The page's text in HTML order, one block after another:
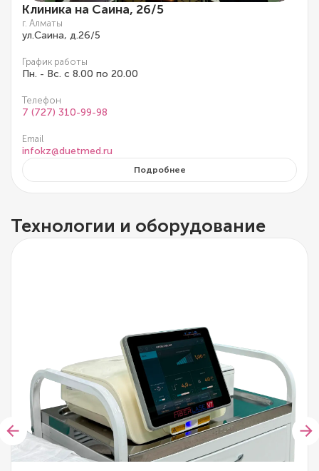
Клиника на Саина, 26/5
г. Алматы
ул.Саина, д.26/5
График работы
Пн. - Вс. с 8.00 по 20.00
Телефон
7 (727) 310-99-98
Email
infokz@duetmed.ru
Подробнее
Технологии и оборудование